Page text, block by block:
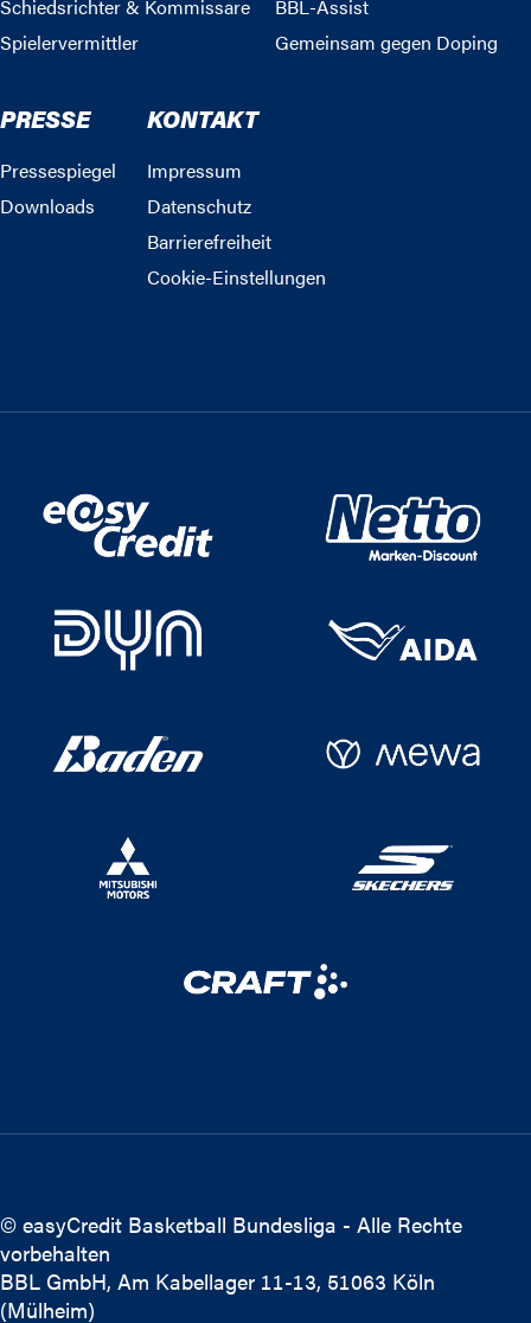
Schiedsrichter & Kommissare
Spielervermittler
BBL-Assist
Gemeinsam gegen Doping
PRESSE
Pressespiegel
Downloads
KONTAKT
Impressum
Datenschutz
Barrierefreiheit
Cookie-Einstellungen
© easyCredit Basketball Bundesliga - Alle Rechte
vorbehalten
BBL GmbH, Am Kabellager 11-13, 51063 Köln
(Mülheim)